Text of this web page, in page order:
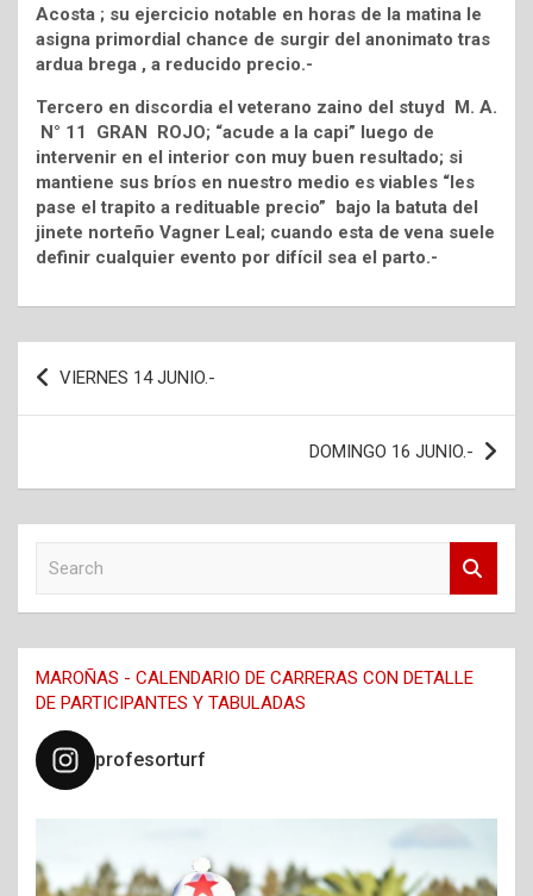
Acosta ; su ejercicio notable en horas de la matina le
asigna primordial chance de surgir del anonimato tras
ardua brega , a reducido precio.-
Tercero en discordia el veterano zaino del stuyd M. A.
N° 11 GRAN ROJO; “acude a la capi” luego de
intervenir en el interior con muy buen resultado; si
mantiene sus bríos en nuestro medio es viables “les
pase el trapito a redituable precio” bajo la batuta del
jinete norteño Vagner Leal; cuando esta de vena suele
definir cualquier evento por difícil sea el parto.-
Navegación
de
VIERNES 14 JUNIO.-
DOMINGO 16 JUNIO.-
c
h
MAROÑAS - CALENDARIO DE CARRERAS CON DETALLE
DE PARTICIPANTES Y TABULADAS
profesorturf